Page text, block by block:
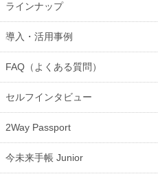
ラインナップ
導入・活用事例
FAQ（よくある質問）
セルフインタビュー
2Way Passport
今未来手帳 Junior